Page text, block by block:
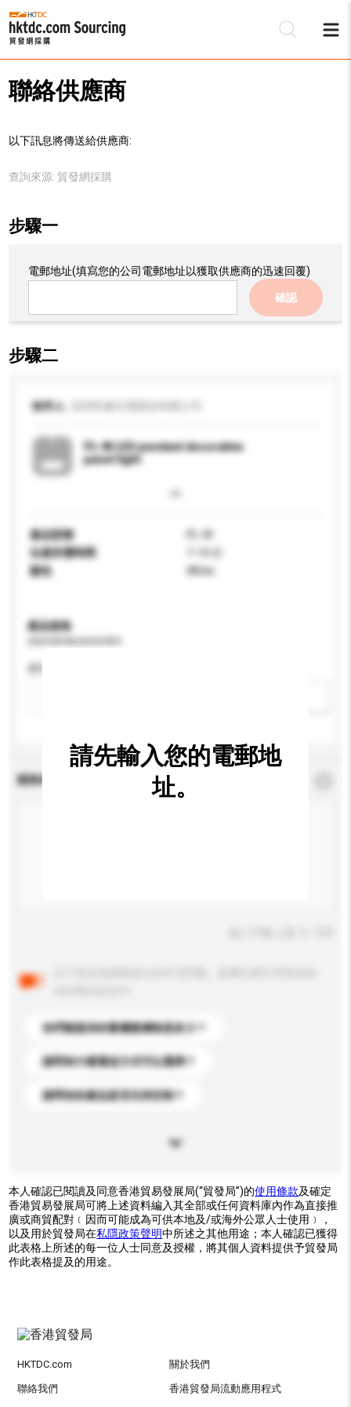
聯絡供應商
以下訊息將傳送給供應商:
查詢來源: 貿發網採購
步驟一
電郵地址(填寫您的公司電郵地址以獲取供應商的迅速回覆)
確認
步驟二
收件人
PL-W LED pendant decorative
panel light
產品型號
PL-W
生產所需時間
顏色
White
產品規格
查詢內容
你們能提供的最優惠價格是多少？
請問有什麼運送方式可以選擇？
請問你的產品是否支持定制？
請先輸入您的電郵地
址。
本人確認已閱讀及同意香港貿易發展局(“貿發局”)的使用條款及確定
香港貿易發展局可將上述資料編入其全部或任何資料庫內作為直接推
廣或商貿配對﹝因而可能成為可供本地及/或海外公眾人士使用﹞，
以及用於貿發局在私隱政策聲明中所述之其他用途；本人確認已獲得
此表格上所述的每一位人士同意及授權，將其個人資料提供予貿發局
作此表格提及的用途。
HKTDC.com 關於我們
聯絡我們 香港貿發局流動應用程式